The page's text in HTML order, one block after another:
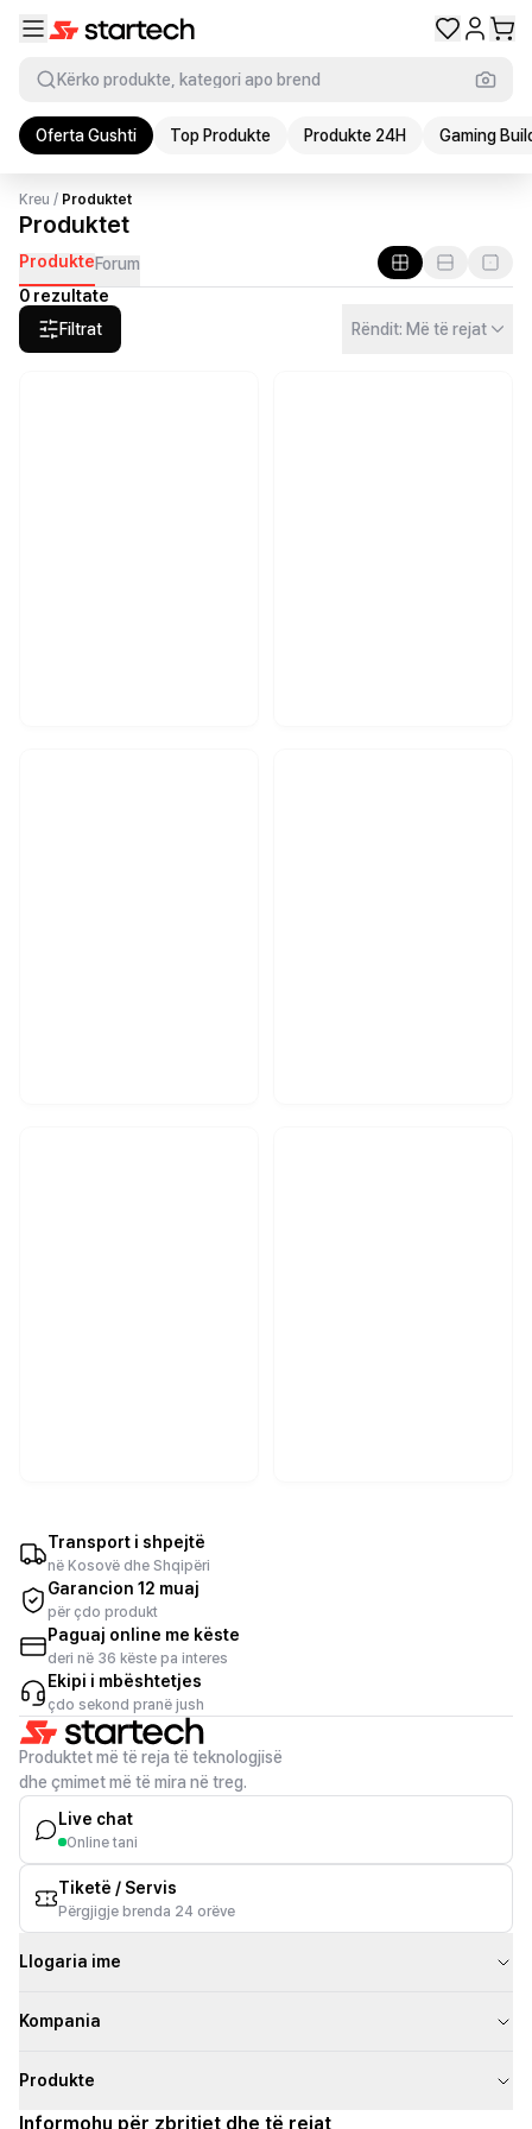
Kërko produkte, kategori apo brend
Oferta Gushti Top Produkte Produkte 24H Gaming
Kreu / Produktet
Produktet
ProdukteForum
0 rezultate
Filtrat
Rëndit: Më të rejat
Transport i shpejtë
në Kosovë dhe Shqipëri
Garancion 12 muaj
për çdo produkt
Paguaj online me këste
deri në 36 këste pa interes
Ekipi i mbështetjes
çdo sekond pranë jush
Produktet më të reja të teknologjisë
dhe çmimet më të mira në treg.
Live chat
Online tani
Tiketë / Servis
Përgjigje brenda 24 orëve
Llogaria ime
Kompania
Produkte
Informohu për zbritjet dhe të rejat